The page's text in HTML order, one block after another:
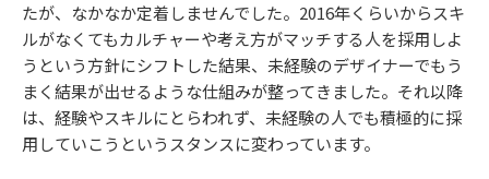
たが、なかなか定着しませんでした。2016年くらいからスキ
ルがなくてもカルチャーや考え方がマッチする人を採用しよ
うという方針にシフトした結果、未経験のデザイナーでもう
まく結果が出せるような仕組みが整ってきました。それ以降
は、経験やスキルにとらわれず、未経験の人でも積極的に採
用していこうというスタンスに変わっています。